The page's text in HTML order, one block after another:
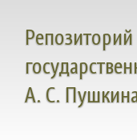
Репозиторий
А. С.